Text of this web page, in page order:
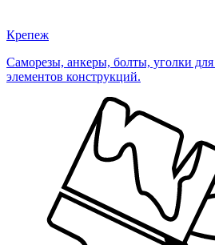
Крепеж
Саморезы, анкеры, болты, уголки
элементов конструкций.